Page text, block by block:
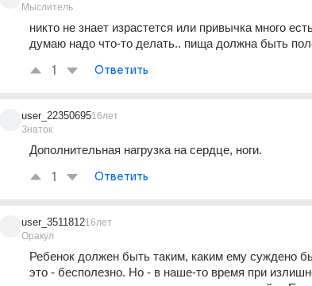
Мыслитель
никто не знает израстется или привычка много
думаю надо что-то делать.. пища должна быть
1 Ответить
user_22350695
Знаток
16лет
Дополнительная нагрузка на сердце, ноги.
1 Ответить
user_3511812
Оракул
16лет
Ребенок должен быть таким, каким ему суждено
это - бесполезно. Но - в наше-то время при